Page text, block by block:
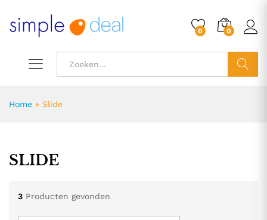
0 0
Home » Slide
SLIDE
3 Producten gevonden